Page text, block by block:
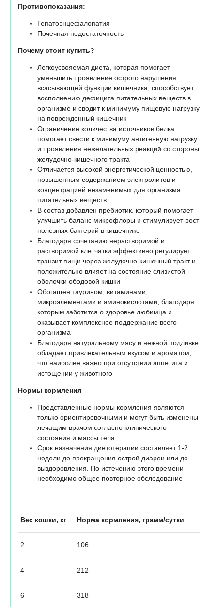
Противопоказания:
Гепатоэнцефалопатия
Почечная недостаточность
Почему стоит купить?
Легкоусвояемая диета, которая помогает
уменьшить проявление острого нарушения
всасывающей функции кишечника, способствует
восполнению дефицита питательных веществ в
организме и сводит к минимуму пищевую нагрузку
на поврежденный кишечник
Ограничение количества источников белка
помогает свести к минимуму антигенную нагрузку
и проявления нежелательных реакций со стороны
желудочно-кишечного тракта
Отличается высокой энергетической ценностью,
повышенным содержанием электролитов и
концентрацией незаменимых для организма
питательных веществ
В состав добавлен пребиотик, который помогает
улучшить баланс микрофлоры и стимулирует рост
полезных бактерий в кишечнике
Благодаря сочетанию нерастворимой и
растворимой клетчатки эффективно регулирует
транзит пищи через желудочно-кишечный тракт и
положительно влияет на состояние слизистой
оболочки ободовой кишки
Обогащен таурином, витаминами,
микроэлементами и аминокислотами, благодаря
которым заботится о здоровье любимца и
оказывает комплексное поддержание всего
организма
Благодаря натуральному мясу и нежной подливке
обладает привлекательным вкусом и ароматом,
что наиболее важно при отсутствии аппетита и
истощении у животного
Нормы кормления
Представленные нормы кормления являются
только ориентировочными и могут быть изменены
лечащим врачом согласно клинического
состояния и массы тела
Срок назначения диетотерапии составляет 1-2
недели до прекращения острой диареи или до
выздоровления. По истечению этого времени
необходимо общее повторное обследование
Вес кошки, кг Норма кормления, грамм/сутки
2 106
4 212
6 318